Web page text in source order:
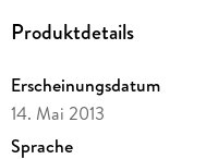
Produktdetails
Erscheinungsdatum
14. Mai 2013
Sprache